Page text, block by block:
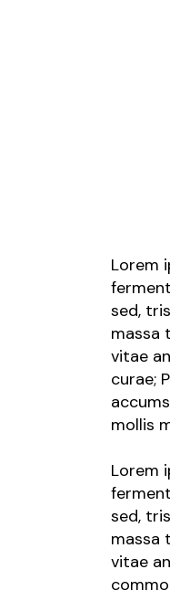
Lorem
sed,
massa
vitae
curae;
mollis
Lorem
sed,
massa
vitae